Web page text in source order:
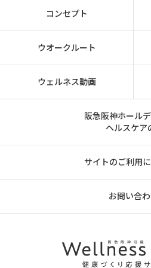
コンセプト
ウオークルート
ウェルネス動画
阪急阪神ホール
ヘルスケア
サイトのご利用
お問い合